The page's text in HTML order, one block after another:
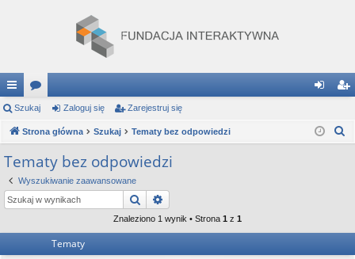
ię
ce
j
…
or
a og ej
Szukaj Zaloguj się Zarejestruj się
Strona główna Szukaj Tematy bez odpowiedzi
Tematy bez odpowiedzi
Wyszukiwanie zaawansowane
Szukaj
Znaleziono 1 wynik • Strona 1 z 1
Tematy